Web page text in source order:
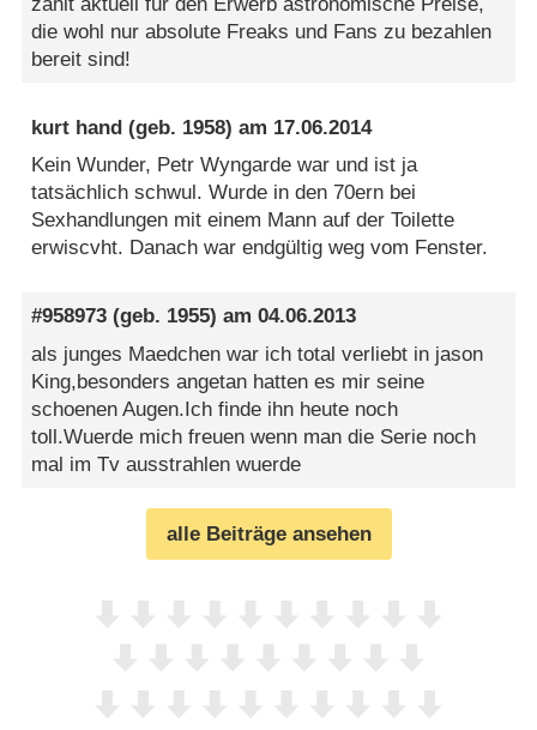
die wohl nur absolute Freaks und Fans zu bezahlen
bereit sind!
kurt hand (geb. 1958) am 17.06.2014
Kein Wunder, Petr Wyngarde war und ist ja
tatsächlich schwul. Wurde in den 70ern bei
Sexhandlungen mit einem Mann auf der Toilette
erwiscvht. Danach war endgültig weg vom Fenster.
#958973 (geb. 1955) am04.06.2013
als junges Maedchen war ich total verliebt in jason
King,besonders angetan hatten es mir seine
schoenen Augen.Ich finde ihn heute noch
toll.Wuerde mich freuen wenn man die Serie noch
mal im Tv ausstrahlen wuerde
alle Beiträge ansehen